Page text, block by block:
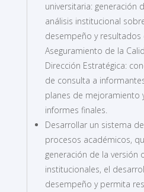
universitaria: generación
análisis institucional
desempeño y
Aseguramiento de la
Dirección Estratégica:
de consulta a
planes de mejoramiento
informes finales.
Desarrollar un sistema
procesos académicos,
generación de la versión
institucionales, el
desempeño y permita